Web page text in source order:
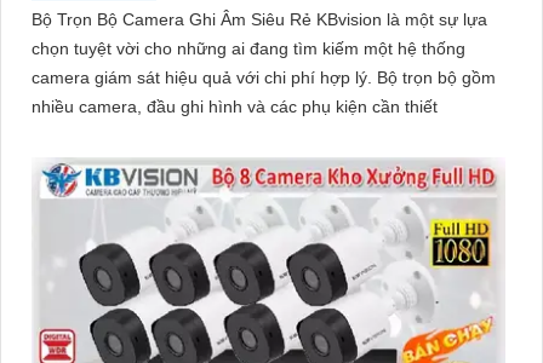
Bộ Trọn Bộ Camera Ghi Âm Siêu Rẻ KBvision là một sự lựa
chọn tuyệt vời cho những ai đang tìm kiếm một hệ thống
camera giám sát hiệu quả với chi phí hợp lý. Bộ trọn bộ gồm
nhiều camera, đầu ghi hình và các phụ kiện cần thiết